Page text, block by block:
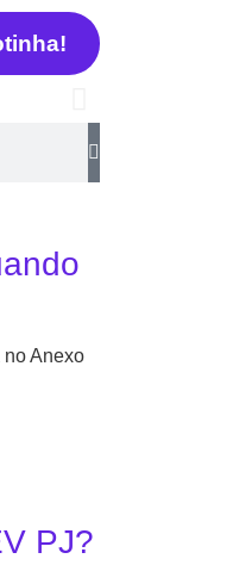
Anexo
PJ?